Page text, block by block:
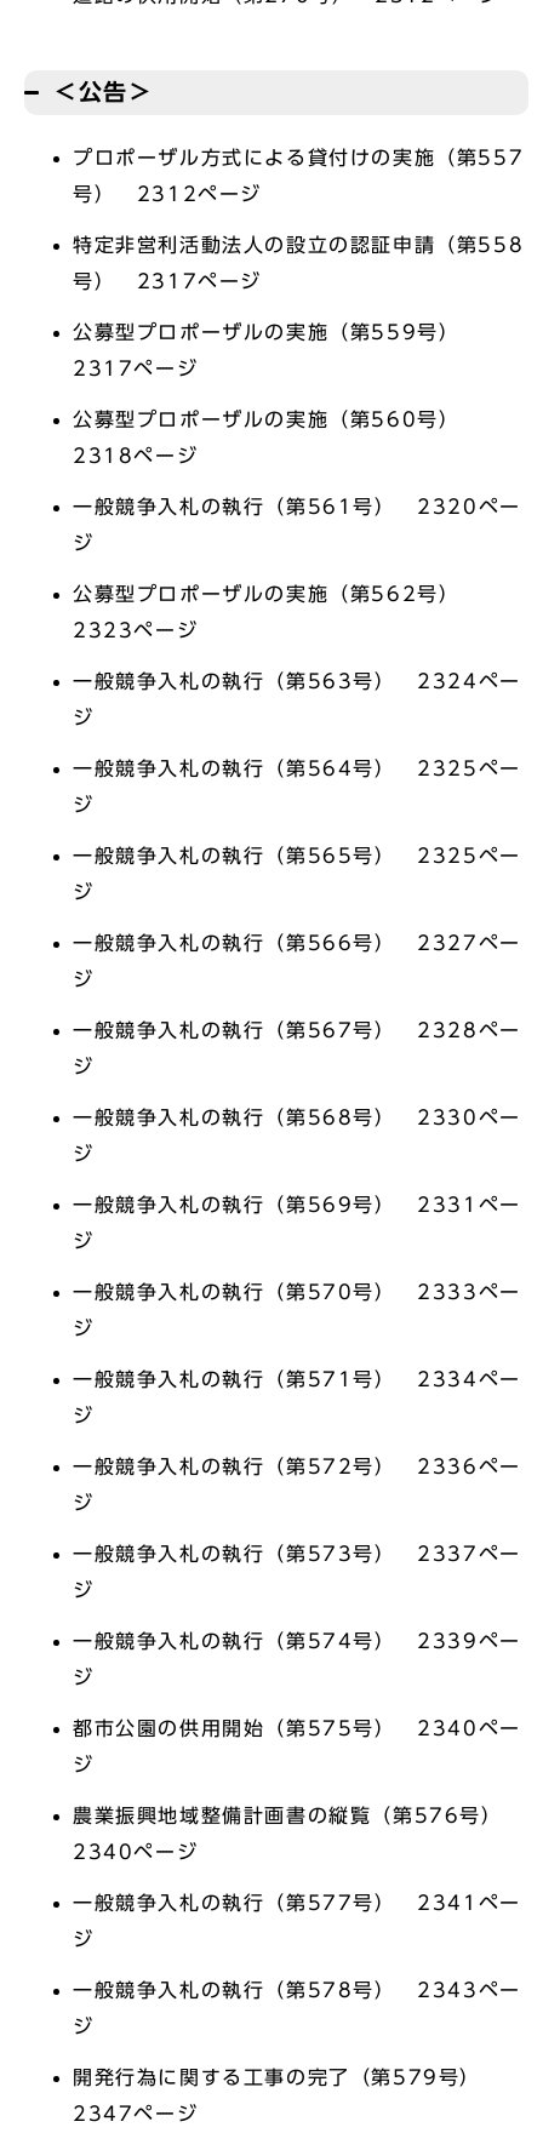
＜公告＞
プロポーザル方式による貸付けの実施（第557
号） 2312ページ
特定非営利活動法人の設立の認証申請（第558
号） 2317ページ
公募型プロポーザルの実施（第559号）
2317ページ
公募型プロポーザルの実施（第560号）
2318ページ
一般競争入札の執行（第561号） 2320ペー
ジ
公募型プロポーザルの実施（第562号）
2323ページ
一般競争入札の執行（第563号） 2324ペー
ジ
一般競争入札の執行（第564号） 2325ペー
ジ
一般競争入札の執行（第565号） 2325ペー
ジ
一般競争入札の執行（第566号） 2327ペー
ジ
一般競争入札の執行（第567号） 2328ペー
ジ
一般競争入札の執行（第568号） 2330ペー
ジ
一般競争入札の執行（第569号） 2331ペー
ジ
一般競争入札の執行（第570号） 2333ペー
ジ
一般競争入札の執行（第571号） 2334ペー
ジ
一般競争入札の執行（第572号） 2336ペー
ジ
一般競争入札の執行（第573号） 2337ペー
ジ
一般競争入札の執行（第574号） 2339ペー
ジ
都市公園の供用開始（第575号） 2340ペー
ジ
農業振興地域整備計画書の縦覧（第576号）
2340ページ
一般競争入札の執行（第577号） 2341ペー
ジ
一般競争入札の執行（第578号） 2343ペー
ジ
開発行為に関する工事の完了（第579号）
2347ページ